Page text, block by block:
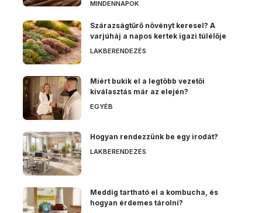
MINDENNAPOK
Szárazságtűrő növényt keresel? A
varjúháj a napos kertek igazi túlélője
LAKBERENDEZÉS
Miért bukik el a legtöbb vezetői
kiválasztás már az elején?
EGYÉB
Hogyan rendezzünk be egy irodát?
LAKBERENDEZÉS
Meddig tartható el a kombucha, és
hogyan érdemes tárolni?